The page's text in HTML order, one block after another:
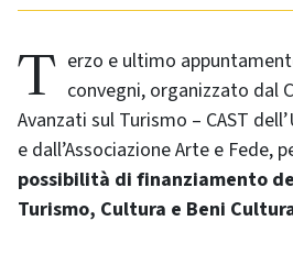
Terzo e ultimo appuntamento del ciclo di convegni, organizzato dal
Avanzati sul Turismo – CAST
e dall’Associazione Arte e Fede,
possibilità di finanziamento
Turismo, Cultura e Beni